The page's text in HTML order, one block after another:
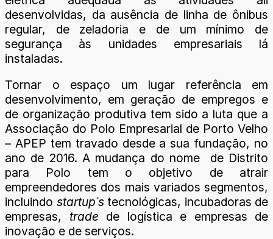
desenvolvidas, da ausência de linha de ônibus
regular, de zeladoria e de um mínimo de
segurança às unidades empresariais lá
instaladas.
Tornar o espaço um lugar referência em
desenvolvimento, em geração de empregos e
de organização produtiva tem sido a luta que a
Associação do Polo Empresarial de Porto Velho
– APEP tem travado desde a sua fundação, no
ano de 2016. A mudança do nome de Distrito
para Polo tem o objetivo de atrair
empreendedores dos mais variados segmentos,
incluindo startup´stecnológicas, incubadoras de
empresas, trade de logística e empresas de
inovação e de serviços.